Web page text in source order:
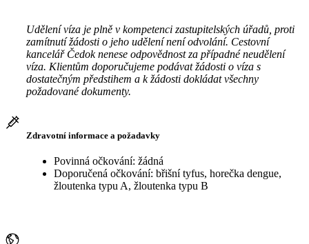
Udělení víza je plně v kompetenci zastupitelských úřadů, proti
zamítnutí žádosti o jeho udělení není odvolání. Cestovní
kancelář Čedok nenese odpovědnost za případné neudělení
víza. Klientům doporučujeme podávat žádosti o víza s
dostatečným předstihem a k žádosti dokládat všechny
požadované dokumenty.
Zdravotní informace a požadavky
Povinná očkování: žádná
Doporučená očkování: břišní tyfus, horečka dengue,
žloutenka typu A, žloutenka typu B